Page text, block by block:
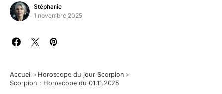
Stéphanie
1 novembre 2025
Accueil > Horoscope du jour Scorpion >
Scorpion : Horoscope du 01.11.2025